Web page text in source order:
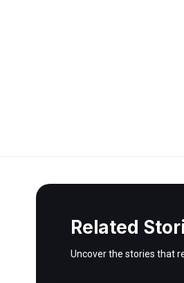
Related
Uncover the stories that